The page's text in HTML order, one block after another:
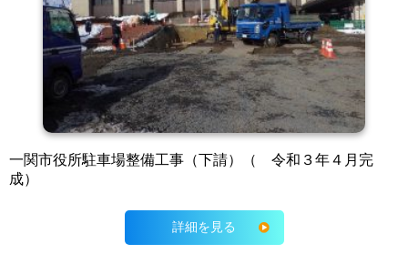
一関市役所駐車場整備工事（下請）（ 令和３年４月完
成）
詳細を見る